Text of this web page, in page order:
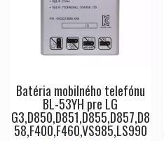
Batéria mobilného telefónu
BL-53YH pre LG
G3,D850,D851,D855,D857,D8
58,F400,F460,VS985,LS990